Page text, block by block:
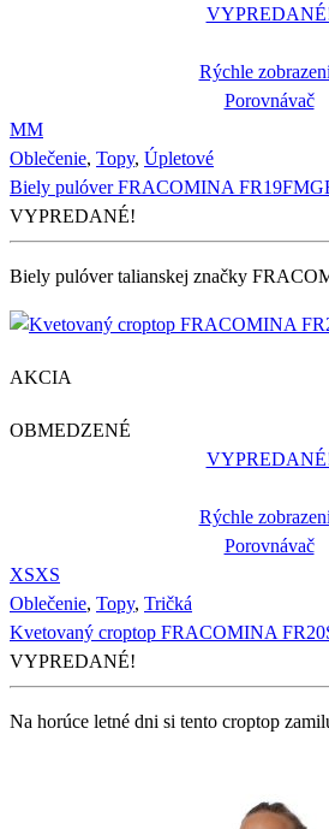
Rýchle
Porovnávač
MM
Oblečenie, Topy, Úpletové
Biely pulóver FRACOMINA
VYPREDANÉ!
Biely pulóver talianskej značky
AKCIA
OBMEDZENÉ
Rýchle
Porovnávač
XSXS
Oblečenie, Topy, Tričká
Kvetovaný croptop FRACOMINA
VYPREDANÉ!
Na horúce letné dni si tento croptop